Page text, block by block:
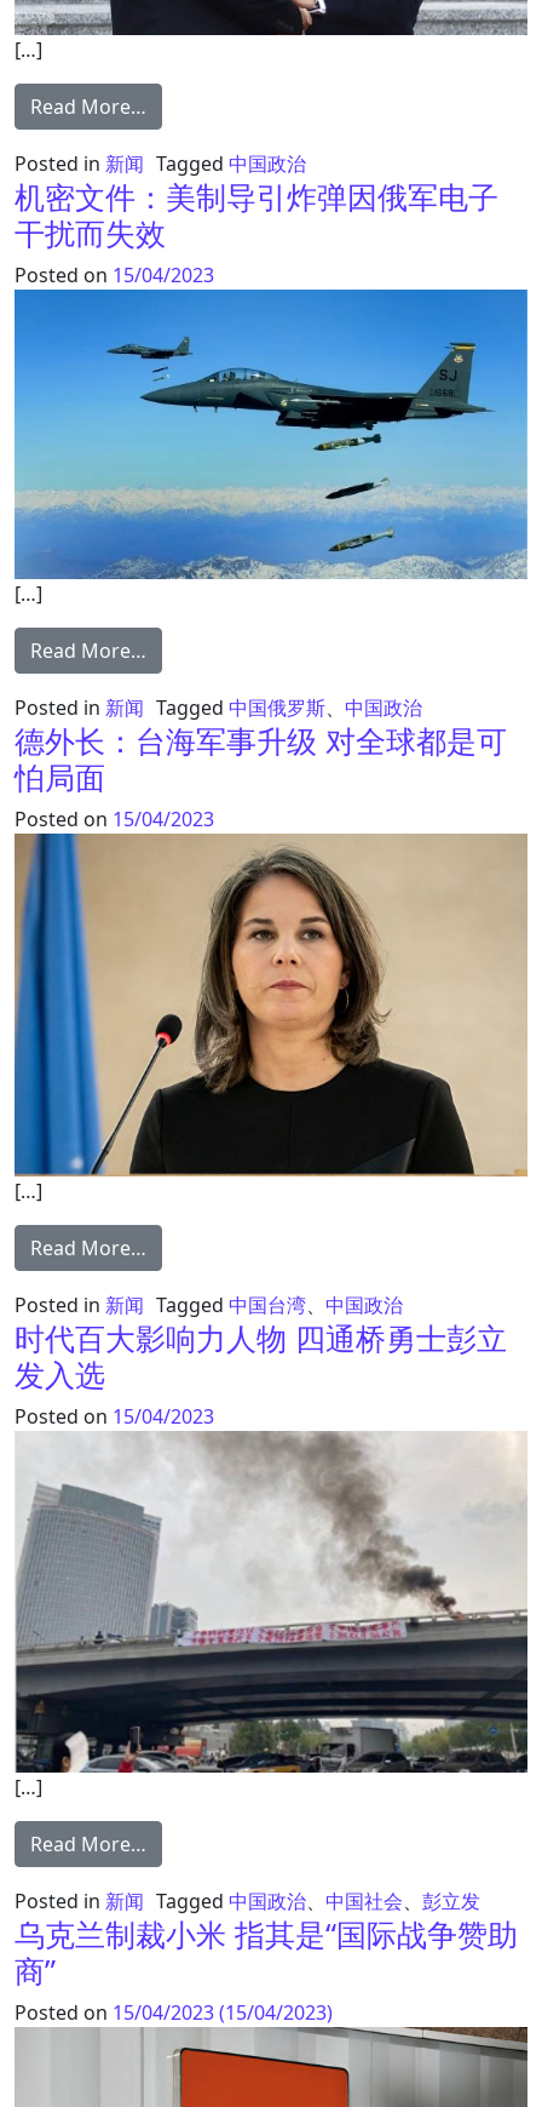
[…]
Read More…
Posted in 新闻 Tagged 中国政治
机密文件：美制导引炸弹因俄军电子
干扰而失效
Posted on 15/04/2023
[…]
Read More…
Posted in 新闻 Tagged 中国俄罗斯、 中国政治
德外长：台海军事升级 对全球都是可
怕局面
Posted on 15/04/2023
[…]
Read More…
Posted in 新闻 Tagged 中国台湾、 中国政治
时代百大影响力人物 四通桥勇士彭立
发入选
Posted on 15/04/2023
[…]
Read More…
Posted in 新闻 Tagged 中国政治、 中国社会、 彭立发
乌克兰制裁小米 指其是“国际战争赞助
商”
Posted on 15/04/2023(15/04/2023)